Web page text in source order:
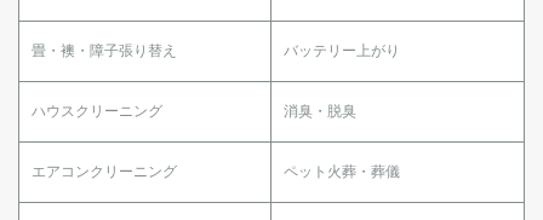
畳・襖・障子張り替え バッテリー上がり
ハウスクリーニング 消臭・脱臭
エアコンクリーニング ペット火葬・葬儀